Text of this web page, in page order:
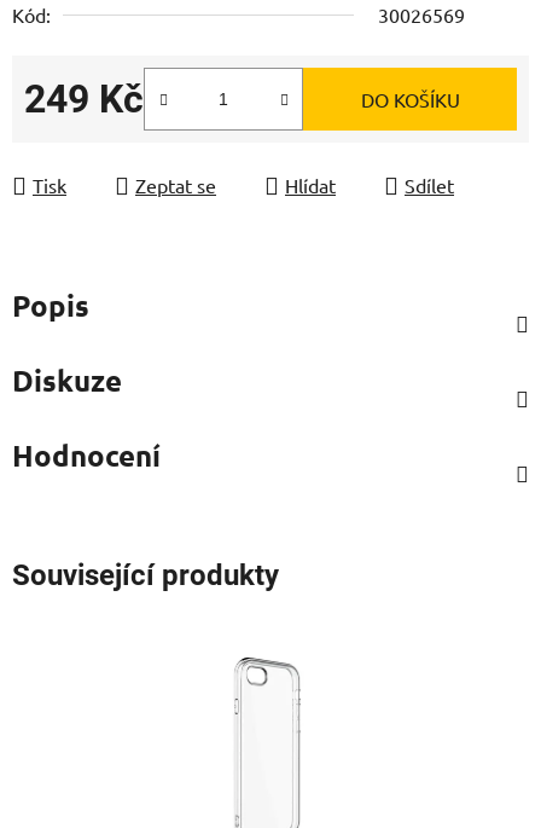
Kód:
30026569
249 Kč DO KOŠÍKU
Tisk Zeptat se Hlídat Sdílet
Popis
Diskuze
Hodnocení
Související produkty